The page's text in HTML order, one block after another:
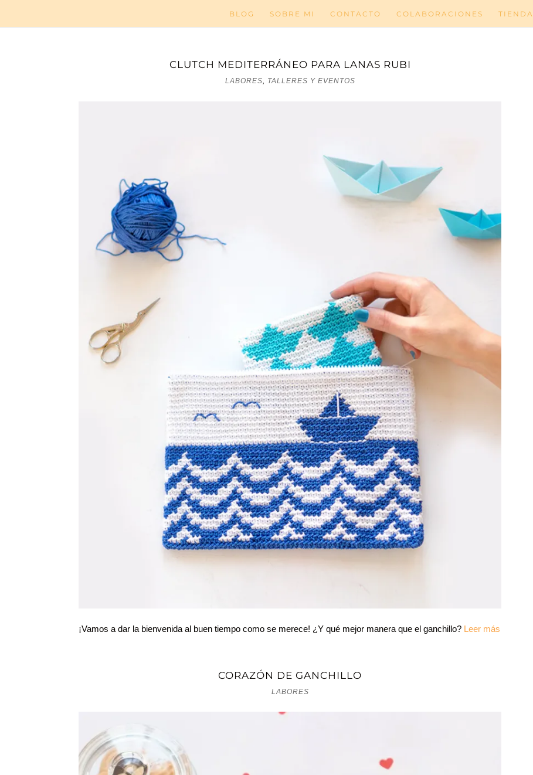
BLOG SOBRE MI CONTACTO COLABORACIONES TIENDA
CLUTCH MEDITERRÁNEO PARA LANAS RUBI
LABORES, TALLERES Y EVENTOS
¡Vamos a dar la bienvenida al buen tiempo como se merece! ¿Y qué mejor manera que el ganchillo? Leer más
CORAZÓN DE GANCHILLO
LABORES